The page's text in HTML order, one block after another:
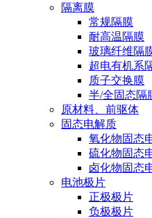
隔离膜
常规隔膜
耐高温隔膜
玻璃纤维隔
超电有机系
质子交换膜
半/全固态隔
原材料、前驱体
固态电解质
氧化物固态
硫化物固态
卤化物固态
电池极片
正极极片
负极极片